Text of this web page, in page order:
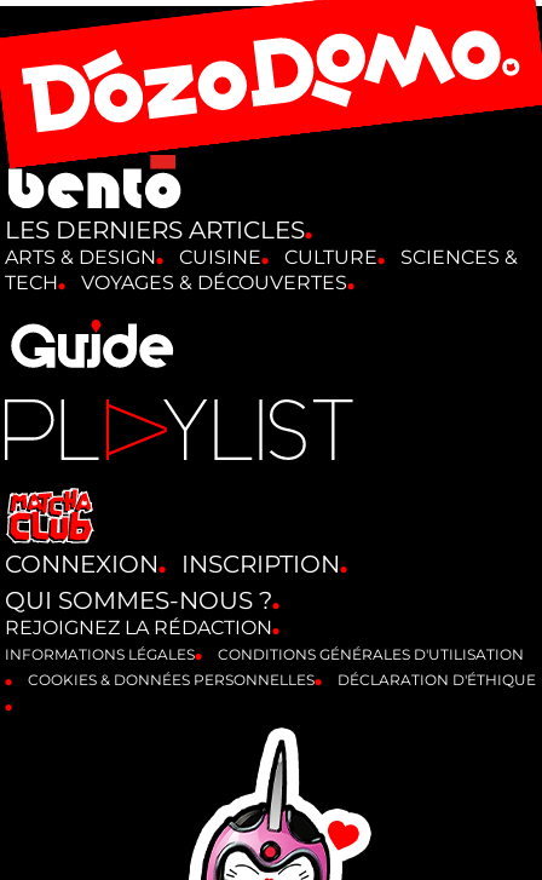
LES DERNIERS ARTICLES
ARTS & DESIGN CUISINE CULTURE
SCIENCES &
TECH
VOYAGES & DÉCOUVERTES
CONNEXION
INSCRIPTION
QUI SOMMES-NOUS ?
REJOIGNEZ LA RÉDACTION
INFORMATIONS LÉGALES
CONDITIONS GÉNÉRALES D'UTILISATION
COOKIES & DONNÉES PERSONNELLES
DÉCLARATION D'ÉTHIQUE